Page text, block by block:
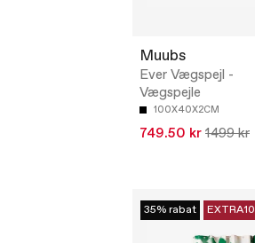
Muubs
Ever Vægspejl -
Vægspejle
100X40X2CM
749.50 kr 1499 kr
35% rabat EXTRA10